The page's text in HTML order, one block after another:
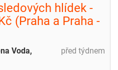
hlídek -
(Praha a Praha -
před týdnem
Voda,